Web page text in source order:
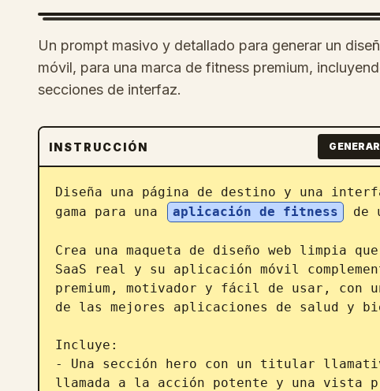
Un prompt masivo y detallado para generar un
móvil, para una marca de fitness premium,
secciones de interfaz.
INSTRUCCIÓN
Diseña una página de destino y una
gama para una
aplicación de fitness de
Crea una maqueta de diseño web limpia
SaaS real y su aplicación móvil
premium, motivador y fácil de usar,
de las mejores aplicaciones de salud y
Incluye:
- Una sección hero con un titular
llamada a la acción potente y una vista